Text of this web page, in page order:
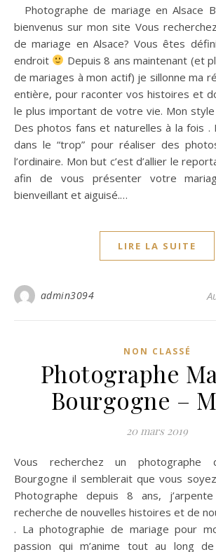
Photographe de mariage en Alsace Bonjour à tous et
bienvenus sur mon site Vous
de mariage en Alsace? Vous êtes
endroit
Depuis 8 ans maintenant (et
de mariages à mon actif) je sillonne ma
entière, pour raconter vos histoires et
le plus important de votre vie. Mon
Des photos fans et naturelles à la fois
dans le “trop” pour réaliser des
l’ordinaire. Mon but c’est d’allier le
afin de vous présenter votre
bienveillant et aiguisé.…
LIRE LA SUITE
admin3094
NON CLASSÉ
Photographe
Bourgogne –
20 mars 2019
Vous recherchez un photographe de mariage en
Bourgogne il semblerait que vous
Photographe depuis 8 ans,
recherche de nouvelles histoires et de
. La photographie de mariage pour
passion qui m’anime tout au long de